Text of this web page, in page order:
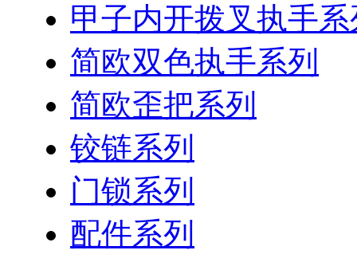
甲子内开拨叉执手系
简欧双色执手系列
简欧歪把系列
铰链系列
门锁系列
配件系列